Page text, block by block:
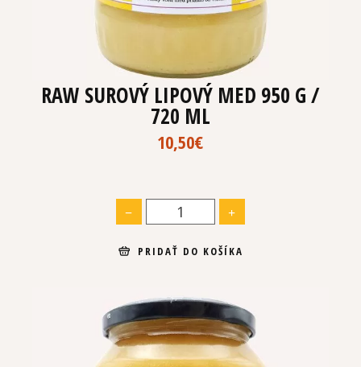
RAW SUROVÝ LIPOVÝ MED 950 G /
720 ML
10,50€
PRIDAŤ DO KOŠÍKA